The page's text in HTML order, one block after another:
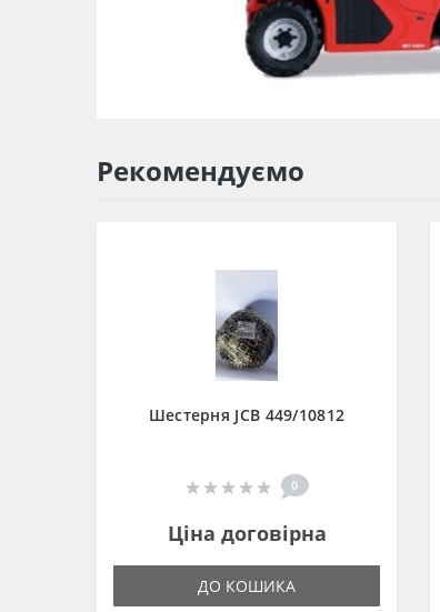
Рекомендуємо
Шестерня JCB 449/10812
0
Ціна договірна
ДО КОШИКА